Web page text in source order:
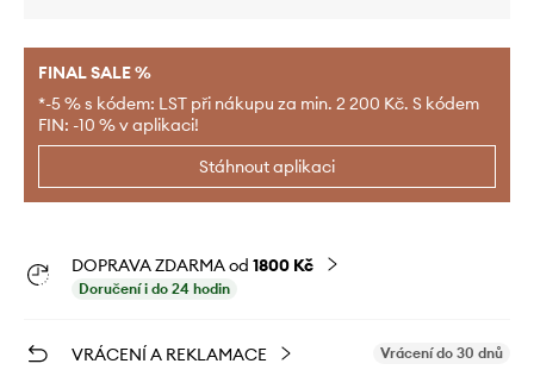
FINAL SALE %
*-5 % s kódem: LST při nákupu za min. 2 200 Kč. S kódem
FIN: -10 % v aplikaci!
Stáhnout aplikaci
DOPRAVA ZDARMA od 1800 Kč
Doručení i do 24 hodin
VRÁCENÍ A REKLAMACE Vrácení do 30 dnů